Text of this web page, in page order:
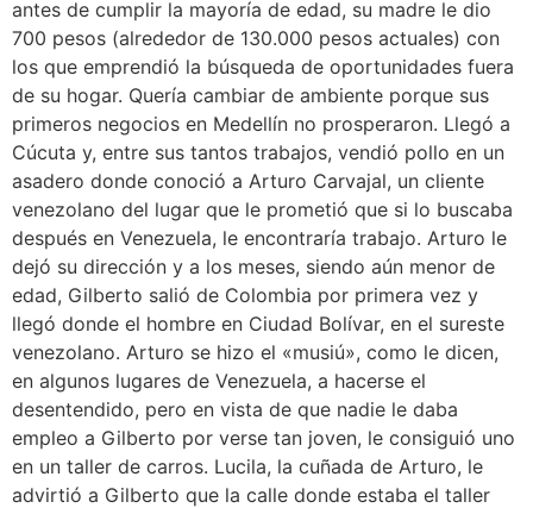
antes de cumplir la mayoría de edad, su madre le dio
700 pesos (alrededor de 130.000 pesos actuales) con
los que emprendió la búsqueda de oportunidades fuera
de su hogar. Quería cambiar de ambiente porque sus
primeros negocios en Medellín no prosperaron. Llegó a
Cúcuta y, entre sus tantos trabajos, vendió pollo en un
asadero donde conoció a Arturo Carvajal, un cliente
venezolano del lugar que le prometió que si lo buscaba
después en Venezuela, le encontraría trabajo. Arturo le
dejó su dirección y a los meses, siendo aún menor de
edad, Gilberto salió de Colombia por primera vez y
llegó donde el hombre en Ciudad Bolívar, en el sureste
venezolano. Arturo se hizo el «musiú», como le dicen,
en algunos lugares de Venezuela, a hacerse el
desentendido, pero en vista de que nadie le daba
empleo a Gilberto por verse tan joven, le consiguió uno
en un taller de carros. Lucila, la cuñada de Arturo, le
advirtió a Gilberto que la calle donde estaba el taller